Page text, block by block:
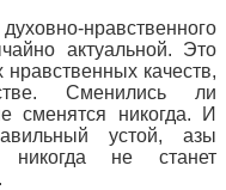
нравственного
актуальной. Это
качеств,
Сменились ли
сменятся никогда. И
устой, азы
не станет